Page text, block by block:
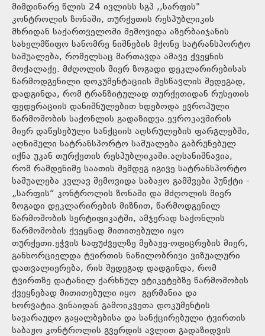
მიმდინარე წლის 24 ივლისს სგპ ,,სარფის"
კონტროლის ზონაში, თურქეთის რესპუბლიკის
მხრიდან საქართველოში შემოვიდა აზერბაიჯანის
სახელმწიფო სანომრე ნიშნების მქონე სატრანსპორტო
საშუალება, რომელსაც მართავდა ამავე ქვეყნის
მოქალაქე. მძღოლის მიერ ზოგადი დეკლარირებისას
წარმოდგენილი დოკუმენტაციის შესწავლის შედეგად,
დადგინდა, რომ ტრანზიტულად თურქეთიდან რუსეთის
ფედერაციის დანიშნულებით ხდებოდა ევროპული
წარმოშობის საქონლის გადაზიდვა.ევროკავშირის
მიერ დაწესებული სანქციის აღსრულების ფარგლებში,
აღნიშული სატრანსპორტო საშუალება გაბრუნებულ
იქნა უკან თურქეთის რესპუბლიკაში.აღსანიშნავია,
რომ რამდენიმე საათის შემდეგ იგივე სატრანსპორტო
საშუალება კვლავ შემოვიდა საბაჟო გამშვები პუნქტი -
„სარფის“ კონტროლის ზონაში და მძღოლის მიერ
ზოგადი დეკლარირების მიზნით, წარმოდგენილ
წარმოშობის სერტიფიკატში, ამჯერად საქონლის
წარმოშობის ქვეყნად მითითებული იყო
თურქეთი.ეჭვის საფუძველზე მებაჟე-ოფიცრების მიერ,
განხორციელდა ტვირთის ნაწილობრივი ვიზუალური
დათვალიერება, რის შედეგად დადგინდა, რომ
ტვირთზე დატანილ ქარხნულ ეტიკეტებზე წარმოშობის
ქვეყნებად მითითებული იყო გერმანია და
ხორვატია.ვინაიდან გამოიკვეთა დოკუმენტის
სავარაუდო გაყალბებისა და სანქცირებული ტვირთის
საბაჟო კონტროლის გვერდის ავლით გადაზიდვის